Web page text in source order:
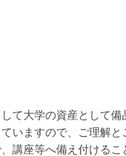
て大学の資産として
いますので、ご理解と
講座等へ備え付ける